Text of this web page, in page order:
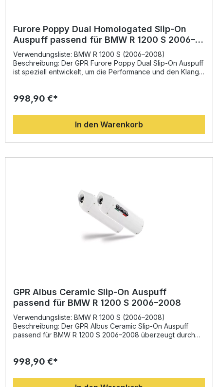
Furore Poppy Dual Homologated Slip-On
Auspuff passend für BMW R 1200 S 2006–
2008
Verwendungsliste: BMW R 1200 S (2006–2008)
Beschreibung: Der GPR Furore Poppy Dual Slip-On Auspuff
ist speziell entwickelt, um die Performance und den Klang
genießen Sie sportlichen Sound mit Straßenzulassung.
Leistungsgewicht deutlich, was spürbar dynamischeres
Fahrverhalten ermöglicht. Die italienische Fertigungsqualität
sorgt zudem für Langlebigkeit und ein modernes
Erscheinungsbild. Mit Plug-and-Play-Montage ist der Einbau
Fachwerkstatt durchgeführt werden. Dual homologierter
und verbesserte Drehmomententfaltung Einfache Plug-
and-Play-Installation Lieferumfang: Dual Slip-On
Auspuffanlage (links und rechts) Herausnehmbare db-Killer
998,90 €*
In den Warenkorb
GPR Albus Ceramic Slip-On Auspuff
passend für BMW R 1200 S 2006–2008
Verwendungsliste: BMW R 1200 S (2006–2008)
Beschreibung: Der GPR Albus Ceramic Slip-On Auspuff
passend für BMW R 1200 S 2006–2008 überzeugt durch
wurde aus der langjährigen Erfahrung aus der Motorrad-
innovativer Bauweise, reduziertem Gewicht und
998,90 €*